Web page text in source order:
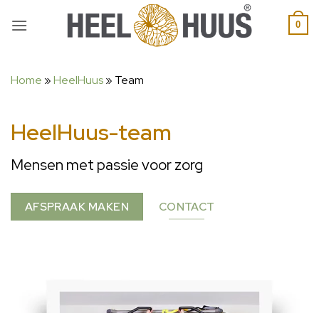
0
Home »HeelHuus» Team
HeelHuus-team
Mensen met passie voor zorg
AFSPRAAK MAKEN CONTACT